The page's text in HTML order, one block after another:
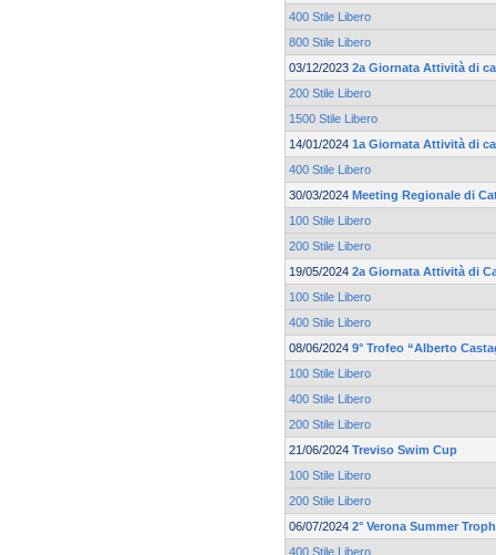
400 Stile Libero
800 Stile Libero
03/12/2023 2a Giornata Attività di
200 Stile Libero
1500 Stile Libero
14/01/2024 1a Giornata Attività di
400 Stile Libero
30/03/2024 Meeting Regionale di
100 Stile Libero
200 Stile Libero
19/05/2024 2a Giornata Attività di
100 Stile Libero
400 Stile Libero
08/06/2024 9° Trofeo “Alberto
100 Stile Libero
400 Stile Libero
200 Stile Libero
21/06/2024 Treviso Swim Cup
100 Stile Libero
200 Stile Libero
06/07/2024 2° Verona Summer
400 Stile Libero